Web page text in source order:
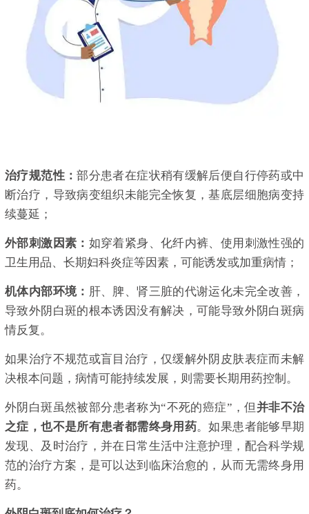
治疗规范性：部分患者在症状稍有缓解后便自行停药或中
断治疗，导致病变组织未能完全恢复，基底层细胞病变持
续蔓延；
外部刺激因素： 如穿着紧身、化纤内裤、使用刺激性强的
卫生用品、长期妇科炎症等因素，可能诱发或加重病情；
机体内部环境： 肝、脾、肾三脏的代谢运化未完全改善，
导致外阴白斑的根本诱因没有解决，可能导致外阴白斑病
情反复。
如果治疗不规范或盲目治疗，仅缓解外阴皮肤表症而未解
决根本问题，病情可能持续发展，则需要长期用药控制。
外阴白斑虽然被部分患者称为“不死的癌症”，但并非不治
之症，也不是所有患者都需终身用药。如果患者能够早期
发现、及时治疗，并在日常生活中注意护理，配合科学规
范的治疗方案，是可以达到临床治愈的，从而无需终身用
药。